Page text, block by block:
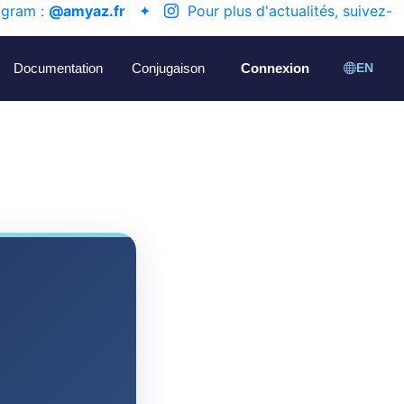
: @amyaz.fr ✦ Pour plus d'actualités, suivez-
Documentation Conjugaison Connexion EN